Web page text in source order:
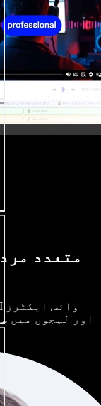
متعدد
اور لہجوں میں